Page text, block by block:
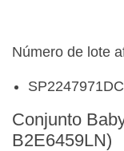
Número de lote
Conjunto
B2E6459LN)